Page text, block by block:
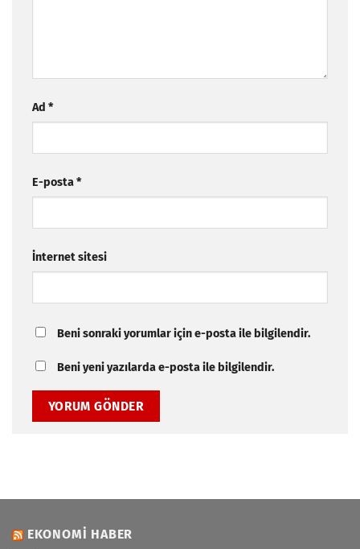
Ad *
E-posta*
İnternet sitesi
Beni sonraki yorumlar için e-posta ile bilgilendir.
Beni yeni yazılarda e-posta ile bilgilendir.
EKONOMI HABER